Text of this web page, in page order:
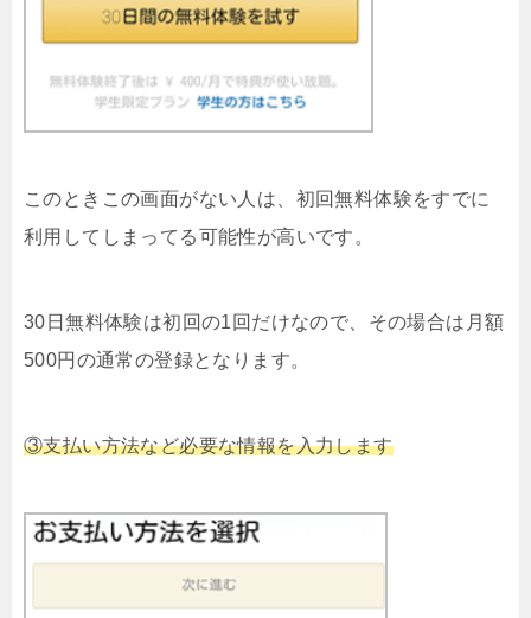
このときこの画面がない人は、初回無料体験をすでに
利用してしまってる可能性が高いです。
30日無料体験は初回の1回だけなので、その場合は月額
500円の通常の登録となります。
③支払い方法など必要な情報を入力します